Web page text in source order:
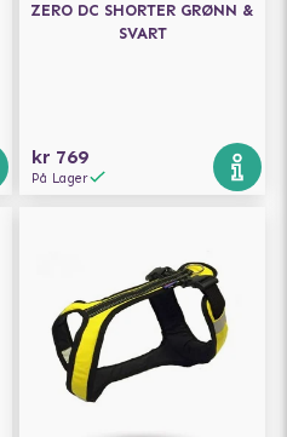
ZERO DC SHORTER GRØNN &
SVART
kr 769
På Lager